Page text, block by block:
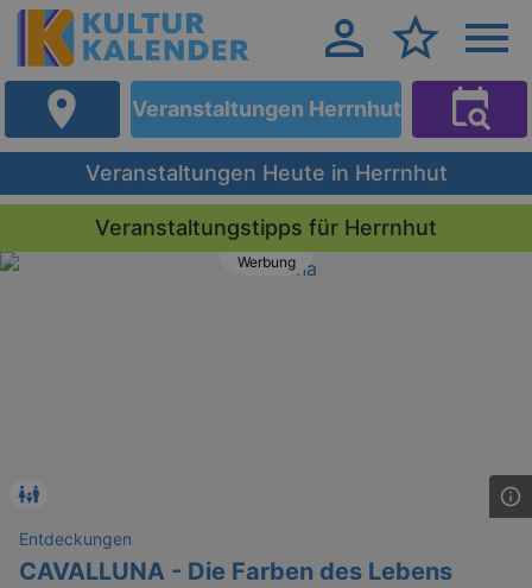
Veranstaltungen Herrnhut
Veranstaltungen Heute in Herrnhut
Veranstaltungstipps für Herrnhut
Werbung
Entdeckungen
CAVALLUNA - Die Farben des Lebens